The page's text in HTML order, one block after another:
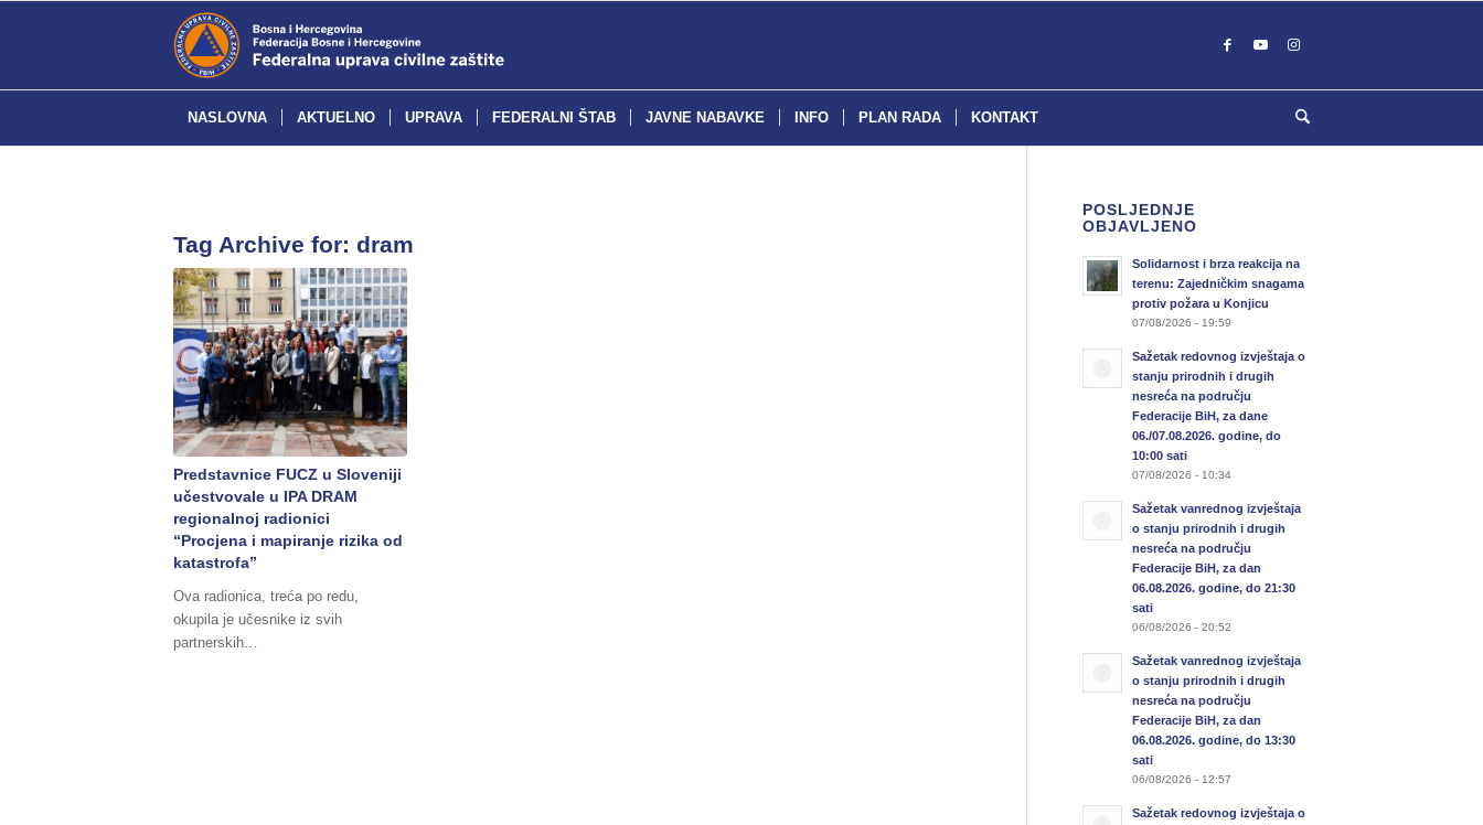
NASLOVNA AKTUELNO UPRAVA FEDERALNI ŠTAB JAVNE NABAVKE INFO PLAN RADA KONTAKT
Tag Archive for: dram
Predstavnice FUCZ u Sloveniji
učestvovale u IPA DRAM
regionalnoj radionici
“Procjena i mapiranje rizika od
katastrofa”
Ova radionica, treća po redu,
okupila je učesnike iz svih
partnerskih…
POSLJEDNJE
OBJAVLJENO
Solidarnost i brza reakcija na
terenu: Zajedničkim snagama
protiv požara u Konjicu
07/08/2026 - 19:59
Sažetak redovnog izvještaja o
stanju prirodnih i drugih
nesreća na području
Federacije BiH, za dane
06./07.08.2026. godine, do
10:00 sati
07/08/2026 - 10:34
Sažetak vanrednog izvještaja
o stanju prirodnih i drugih
nesreća na području
Federacije BiH, za dan
06.08.2026. godine, do 21:30
sati
06/08/2026 - 20:52
Sažetak vanrednog izvještaja
o stanju prirodnih i drugih
nesreća na području
Federacije BiH, za dan
06.08.2026. godine, do 13:30
sati
06/08/2026 - 12:57
Sažetak redovnog izvještaja o